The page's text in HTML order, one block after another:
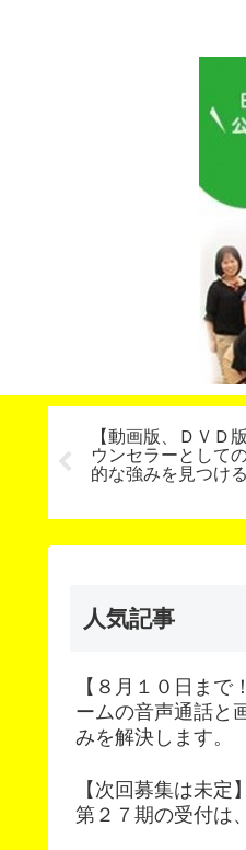
ードプ
【動画版、ＤＶＤ
ウンセラーとして
的な強みを見つけ
人気記事
【８月１０日ま
ームの音声通話と
みを解決します。
【次回募集は未定
第２７期の受付は